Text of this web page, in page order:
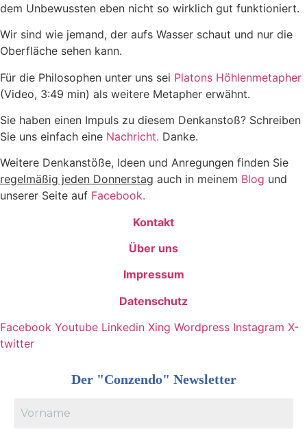
dem Unbewussten eben nicht so wirklich gut funktioniert.
Wir sind wie jemand, der aufs Wasser schaut und nur die
Oberfläche sehen kann.
Für die Philosophen unter uns sei Platons Höhlenmetapher
(Video, 3:49 min) als weitere Metapher erwähnt.
Sie haben einen Impuls zu diesem Denkanstoß? Schreiben
Sie uns einfach eine Nachricht. Danke.
Weitere Denkanstöße, Ideen und Anregungen finden Sie
regelmäßig jeden Donnerstag auch in meinem Blog und
unserer Seite auf Facebook.
Kontakt
Über uns
Impressum
Datenschutz
Facebook Youtube Linkedin Xing Wordpress Instagram X-
twitter
Der "Conzendo" Newsletter